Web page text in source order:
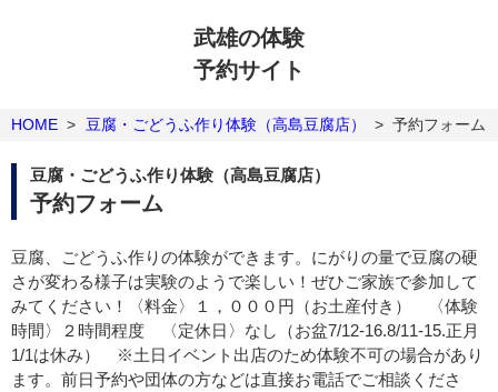
武雄の体験
予約サイト
HOME > 豆腐・ごどうふ作り体験（高島豆腐店） > 予約フォーム
豆腐・ごどうふ作り体験（高島豆腐店）
予約フォーム
豆腐、ごどうふ作りの体験ができます。にがりの量で豆腐の硬
さが変わる様子は実験のようで楽しい！ぜひご家族で参加して
みてください！〈料金〉１，０００円（お土産付き） 〈体験
時間〉２時間程度 〈定休日〉なし（お盆7/12-16.8/11-15.正月
1/1は休み） ※土日イベント出店のため体験不可の場合があり
ます。前日予約や団体の方などは直接お電話でご相談くださ